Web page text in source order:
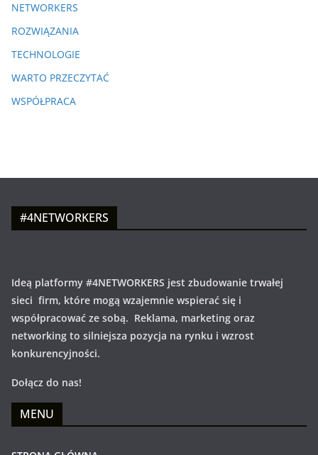
NETWORKERS
ROZWIĄZANIA
TECHNOLOGIE
WARTO PRZECZYTAĆ
WSPÓŁPRACA
#4NETWORKERS
Ideą platformy #4NETWORKERS jest zbudowanie trwałej
sieci firm, które mogą wzajemnie wspierać się i
współpracować ze sobą. Reklama, marketing oraz
networking to silniejsza pozycja na rynku i wzrost
konkurencyjności.
Dołącz do nas!
MENU